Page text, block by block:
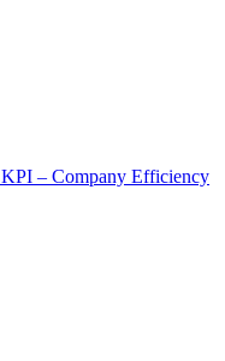
KPI – Company Efficiency